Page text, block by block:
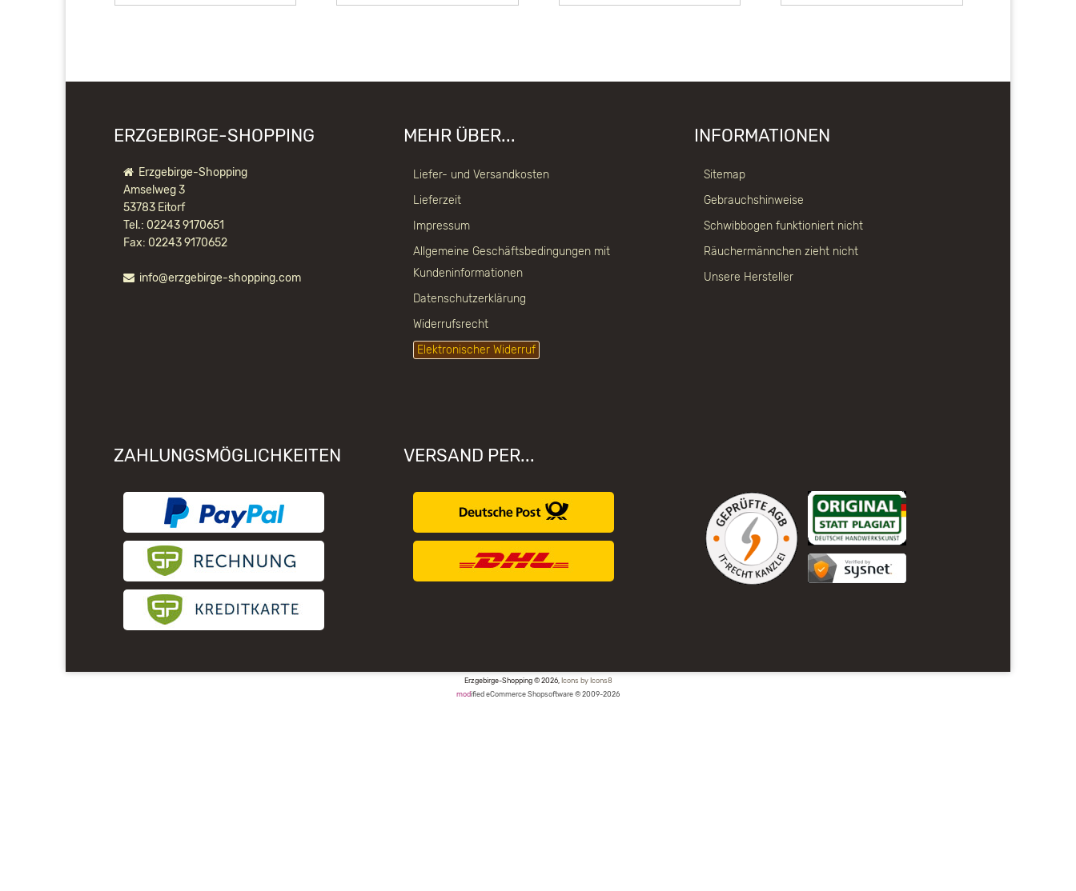
ERZGEBIRGE-SHOPPING
Erzgebirge-Shopping
Amselweg 3
53783 Eitorf
Tel.: 02243 9170651
Fax: 02243 9170652
info@erzgebirge-shopping.com
MEHR ÜBER...
Liefer- und Versandkosten
Lieferzeit
Impressum
Allgemeine Geschäftsbedingungen mit
Kundeninformationen
Datenschutzerklärung
Widerrufsrecht
Elektronischer Widerruf
INFORMATIONEN
Sitemap
Gebrauchshinweise
Schwibbogen funktioniert nicht
Räuchermännchen zieht nicht
Unsere Hersteller
ZAHLUNGSMÖGLICHKEITEN VERSAND PER...
Erzgebirge-Shopping © 2026, Icons by Icons8
modified eCommerce Shopsoftware © 2009-2026